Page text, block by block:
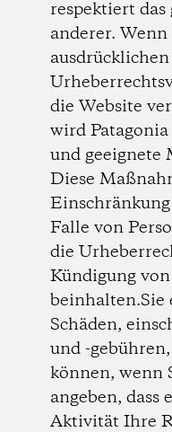
respektiert
anderer.
die Website
wird
und geeignete
Diese
Falle von
die
Kündigung
beinhalten.Sie
Schäden,
und -
können, wenn
angeben, dass
Aktivität Ihre